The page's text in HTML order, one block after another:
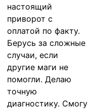
настоящий
приворот с
оплатой по факту.
Берусь за сложные
случаи, если
другие маги не
помогли. Делаю
точную
диагностику. Смогу